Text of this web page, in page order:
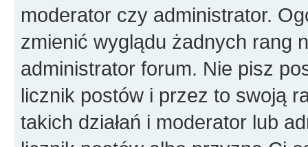
moderator czy administrator.
zmienić wyglądu żadnych rang
administrator forum. Nie pisz
licznik postów i przez to swoją
takich działań i moderator lub